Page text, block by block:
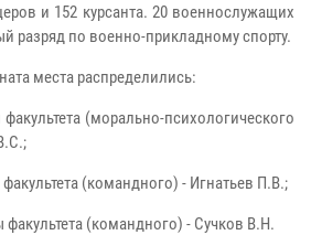
и 152 курсанта. 20 военнослужащих
разряд по военно-прикладному спорту.
места распределились:
(морально-психологического
(командного) - Игнатьев П.В.;
факультета (командного) - Сучков В.Н.